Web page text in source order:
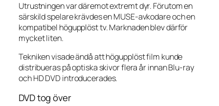
Utrustningen var däremot extremt dyr. Förutom en
särskild spelare krävdes en MUSE-avkodare och en
kompatibel högupplöst tv. Marknaden blev därför
mycket liten.
Tekniken visade ändå att högupplöst film kunde
distribueras på optiska skivor flera år innan Blu-ray
och HD DVD introducerades.
DVD tog över